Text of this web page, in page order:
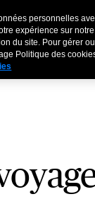
Affinitaire
personnelles
expérience sur
du site. Pour gérer
Politique des